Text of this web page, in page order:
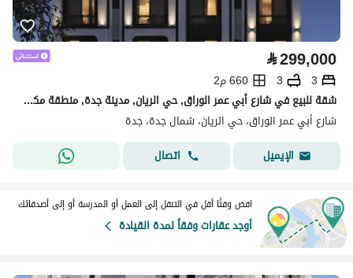
⃁299,000
3
3
660 م2
شقة للبيع في شارع أبي عمر الوراق, حي الريان, مدينة جدة, منطقة مكة المكرمة
شارع أبي عمر الوراق، حي الريان، شمال جدة، جدة
الإيميل
اتصال
اقض وقتًا أقل في التنقل إلى العمل أو المدرسة أو إلى أصدقائك
أوجد عقارات وفقاً لمدة القيادة